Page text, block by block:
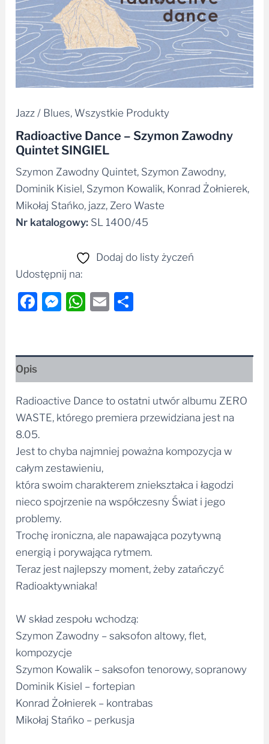
Jazz / Blues, Wszystkie Produkty
Radioactive Dance – Szymon Zawodny
Quintet SINGIEL
Szymon Zawodny Quintet, Szymon Zawodny,
Dominik Kisiel, Szymon Kowalik, Konrad Żołnierek,
Mikołaj Stańko, jazz, Zero Waste
Nr katalogowy: SL 1400/45
Dodaj do listy życzeń
Udostępnij na:
Facebook
Messenger
WhatsApp
Email
Opis
Radioactive Dance to ostatni utwór albumu ZERO
WASTE, którego premiera przewidziana jest na
8.05.
Jest to chyba najmniej poważna kompozycja w
całym zestawieniu,
która swoim charakterem zniekształca i łagodzi
nieco spojrzenie na współczesny Świat i jego
problemy.
Trochę ironiczna, ale napawająca pozytywną
energią i porywająca rytmem.
Teraz jest najlepszy moment, żeby zatańczyć
Radioaktywniaka!
W skład zespołu wchodzą:
Szymon Zawodny – saksofon altowy, flet,
kompozycje
Szymon Kowalik – saksofon tenorowy, sopranowy
Dominik Kisiel – fortepian
Konrad Żołnierek – kontrabas
Mikołaj Stańko – perkusja